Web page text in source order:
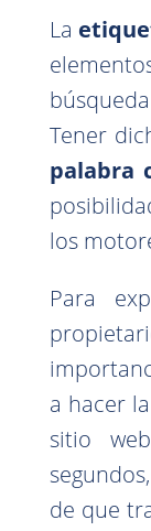
La
Tener
palabra
los
Para
a hacer
sitio
de que